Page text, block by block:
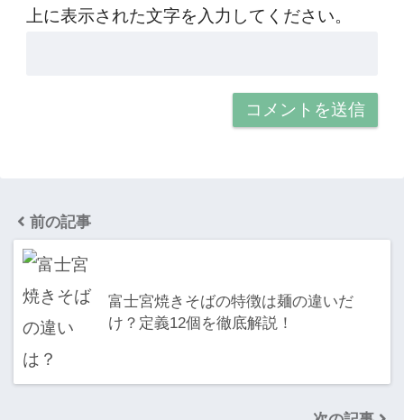
上に表示された文字を入力してください。
前の記事
富士宮焼きそばの特徴は麺の違いだ
け？定義12個を徹底解説！